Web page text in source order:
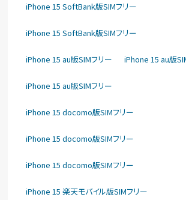
iPhone 15 SoftBank版SIMフリー
iPhone 15 SoftBank版SIMフリー
iPhone 15 au版SIMフリー iPhone 15 au版
iPhone 15 au版SIMフリー
iPhone 15 docomo版SIMフリー
iPhone 15 docomo版SIMフリー
iPhone 15 docomo版SIMフリー
iPhone 15 楽天モバイル版SIMフリー